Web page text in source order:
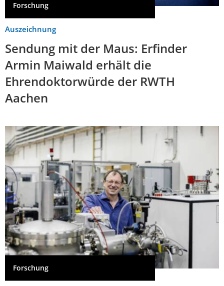
Forschung
Auszeichnung
Sendung mit der Maus: Erfinder
Armin Maiwald erhält die
Ehrendoktorwürde der RWTH
Aachen
Forschung